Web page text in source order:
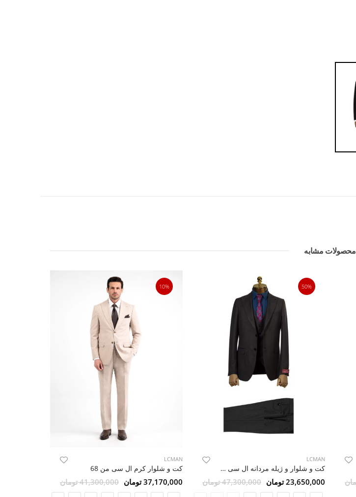
محصولات مشابه
50%
LCMAN
کت و شلوار و ژیله مردانه ال سی من 155
23,650,000 تومان 47,300,000 تومان
10%
LCMAN
کت و شلوار کرم ال سی من 68
37,170,000 تومان 41,300,000 تومان